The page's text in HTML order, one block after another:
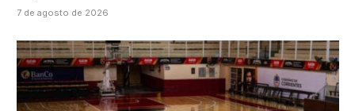
7 de agosto de 2026